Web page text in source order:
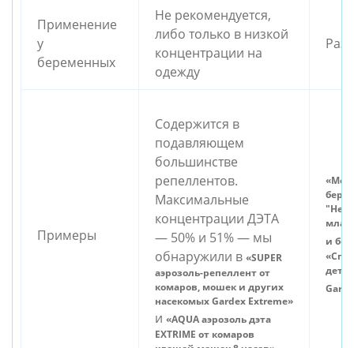
Применение
у
беременных
Не рекомендуется,
либо только в низкой
концентрации на
одежду
Примеры
Содержится в
подавляющем
большинстве
репеллентов.
Максимальные
концентрации ДЭТА
— 50% и 51% — мы
обнаружили в «SUPER
аэрозоль-репеллент от
комаров, мошек и других
насекомых Gardex Extreme»
и «AQUA аэрозоль дэта
EXTRIME от комаров
и